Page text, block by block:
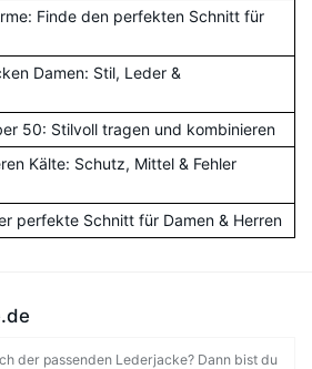
Finde den perfekten Schnitt für
Damen: Stil, Leder &
50: Stilvoll tragen und kombinieren
Kälte: Schutz, Mittel & Fehler
perfekte Schnitt für Damen & Herren
der passenden Lederjacke? Dann bist du